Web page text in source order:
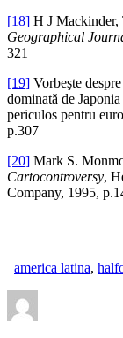
[18] H J Mackinder,
Geographical
321
[19] Vorbeşte
dominată de
periculos pentru
p.307
[20] Mark S.
Cartocontroversy,
Company, 1995,
america latina,